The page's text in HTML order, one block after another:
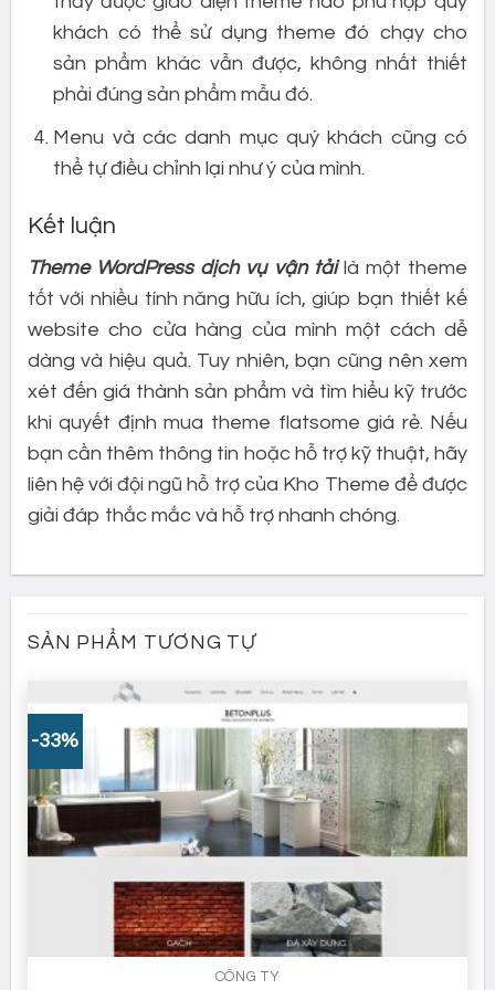
khách có thể sử dụng theme đó chạy cho
sản phẩm khác vẫn được, không nhất thiết
phải đúng sản phẩm mẫu đó.
Menu và các danh mục quý khách cũng có
thể tự điều chỉnh lại như ý của mình.
Kết luận
Theme WordPress dịch vụ vận tải là một theme
tốt với nhiều tính năng hữu ích, giúp bạn thiết kế
website cho cửa hàng của mình một cách dễ
dàng và hiệu quả. Tuy nhiên, bạn cũng nên xem
xét đến giá thành sản phẩm và tìm hiểu kỹ trước
khi quyết định mua theme flatsome giá rẻ. Nếu
bạn cần thêm thông tin hoặc hỗ trợ kỹ thuật, hãy
liên hệ với đội ngũ hỗ trợ của Kho Theme để được
giải đáp thắc mắc và hỗ trợ nhanh chóng.
SẢN PHẨM TƯƠNG TỰ
-33%
CÔNG TY